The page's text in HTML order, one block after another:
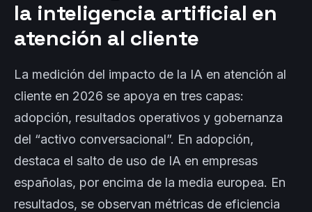
la inteligencia artificial en
atención al cliente
La medición del impacto de la IA en atención al
cliente en 2026 se apoya en tres capas:
adopción, resultados operativos y gobernanza
del “activo conversacional”. En adopción,
destaca el salto de uso de IA en empresas
españolas, por encima de la media europea. En
resultados, se observan métricas de eficiencia